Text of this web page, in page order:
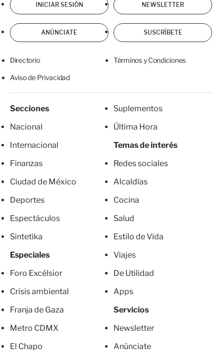
INICIAR SESIÓN NEWSLETTER
ANÚNCIATE SUSCRÍBETE
Directorio Términos y Condiciones
Aviso de Privacidad
Secciones
Nacional
Internacional
Finanzas
Ciudad de México
Deportes
Espectáculos
Sintetika
Especiales
Foro Excélsior
Crisis ambiental
Franja de Gaza
Metro CDMX
El Chapo
Suplementos
Última Hora
Temas de interés
Redes sociales
Alcaldías
Cocina
Salud
Estilo de Vida
Viajes
De Utilidad
Apps
Servicios
Newsletter
Anúnciate